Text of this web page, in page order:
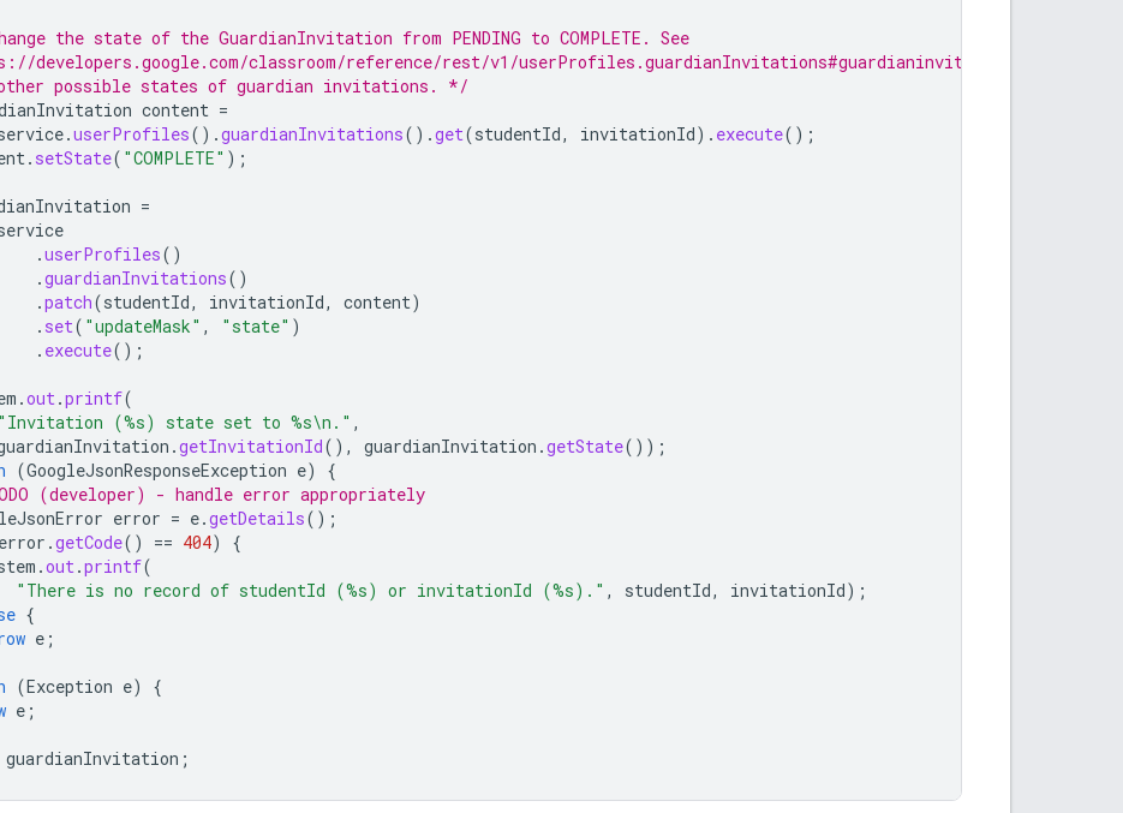
the state of the GuardianInvitation from PENDING to COMPLETE. See
developers.google.com/classroom/reference/rest/v1/userProfiles.guardianInvitations#guardianinvitationstate
possible states of guardian invitations. */
content =
.userProfiles().guardianInvitations().get(studentId, invitationId). execute();
. setState( "COMPLETE" );
=
.userProfiles()
.guardianInvitations()
.patch(studentId, invitationId, content)
. set( "updateMask" , "state" )
. execute();
.out .printf(
"Invitation (%s) state set to %s\n." ,
.getInvitationId(), guardianInvitation .getState());
(GoogleJsonResponseException e)
{
(developer) - handle error appropriately
error = e.getDetails();
error .getCode() == 404)
{
.out .printf(
"There is no record of studentId (%s) or invitationId (%s)." , studentId, invitationId);
{
e ;
(Exception e)
{
e ;
guardianInvitation ;